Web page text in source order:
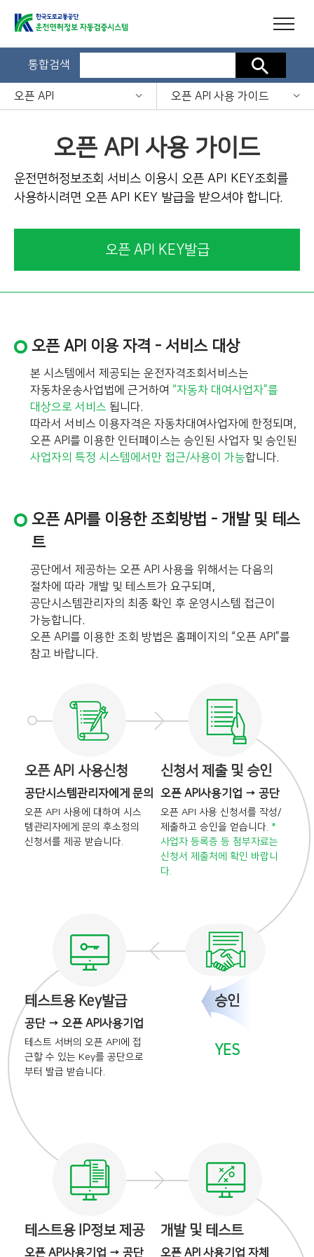
통합검색 검색
오픈 API 오픈 API 사용 가이드
오픈 API 사용 가이드
운전면허정보조회 서비스 이용시 오픈 API KEY조회를
사용하시려면 오픈 API KEY 발급을 받으셔야 합니다.
오픈 API KEY발급
오픈 API 이용 자격 - 서비스 대상
본 시스템에서 제공되는 운전자격조회서비스는
자동차운송사업법에 근거하여 “자동차 대여사업자”를
대상으로 서비스 됩니다.
따라서 서비스 이용자격은 자동차대여사업자에 한정되며,
오픈 API를 이용한 인터페이스는 승인된 사업자 및 승인된
사업자의 특정 시스템에서만 접근/사용이 가능합니다.
오픈 API를 이용한 조회방법 - 개발 및 테스
트
공단에서 제공하는 오픈 API 사용을 위해서는 다음의
절차에 따라 개발 및 테스트가 요구되며,
공단시스템관리자의 최종 확인 후 운영시스템 접근이
가능합니다.
오픈 API를 이용한 조회 방법은 홈페이지의 “오픈 API”를
참고 바랍니다.
오픈 API 사용신청
공단시스템관리자에게 문의
오픈 API 사용에 대하여 시스
템관리자에게 문의 후소정의
신청서를 제공 받습니다.
신청서 제출 및 승인
오픈 API사용기업 → 공단
오픈 API 사용 신청서를 작성/
제출하고 승인을 얻습니다. *
사업자 등록증 등 첨부자료는
신청서 제출처에 확인 바랍니
다.
승인
YES
테스트용 Key발급
공단 → 오픈 API사용기업
테스트 서버의 오픈 API에 접
근할 수 있는 Key를 공단으로
부터 발급 받습니다.
테스트용 IP정보 제공
오픈 API사용기업 → 공단
개발 및 테스트
오픈 API 사용기업 자체